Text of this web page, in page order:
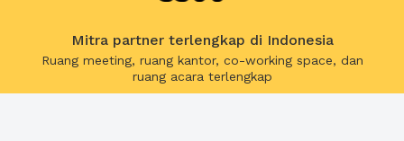
Mitra partner terlengkap di Indonesia
Ruang meeting, ruang kantor, co-working space, dan
ruang acara terlengkap